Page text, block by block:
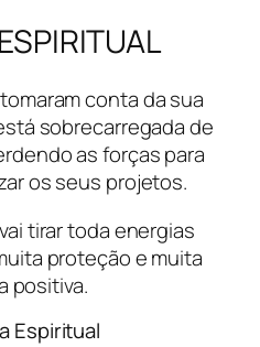
conta da sua
sobrecarregada de
as forças para
os seus projetos.
tirar toda energias
proteção e muita
positiva.
Espiritual